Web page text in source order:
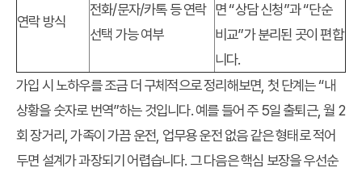
연락 방식
전화/문자/카톡 등 연락
선택 가능 여부
면 “상담 신청”과 “단순
비교”가 분리된 곳이 편합
니다.
가입 시 노하우를 조금 더 구체적으로 정리해보면, 첫 단계는 “내
상황을 숫자로 번역”하는 것입니다. 예를 들어 주 5일 출퇴근, 월 2
회 장거리, 가족이 가끔 운전, 업무용 운전 없음 같은 형태로 적어
두면 설계가 과장되기 어렵습니다. 그 다음은 핵심 보장을 우선순